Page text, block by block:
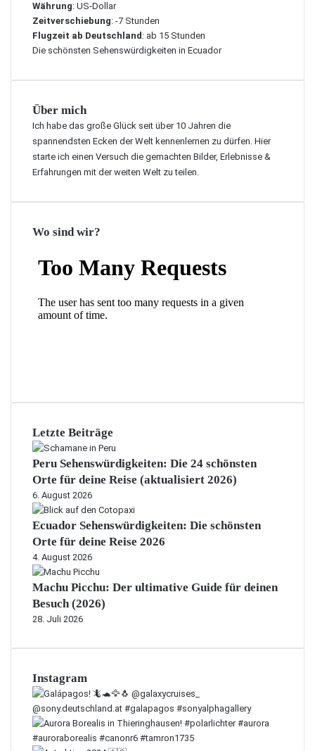
Währung: US-Dollar
Zeitverschiebung: -7 Stunden
Flugzeit ab Deutschland : ab 15 Stunden
Die schönsten Sehenswürdigkeiten in Ecuador
Über mich
Ich habe das große Glück seit über 10 Jahren die
spannendsten Ecken der Welt kennenlernen zu dürfen. Hier
starte ich einen Versuch die gemachten Bilder, Erlebnisse &
Erfahrungen mit der weiten Welt zu teilen.
Wo sind wir?
Letzte Beiträge
Peru Sehenswürdigkeiten: Die 24 schönsten
Orte für deine Reise (aktualisiert 2026)
6. August 2026
Ecuador Sehenswürdigkeiten: Die schönsten
Orte für deine Reise 2026
4. August 2026
Machu Picchu: Der ultimative Guide für deinen
Besuch (2026)
28. Juli 2026
Instagram